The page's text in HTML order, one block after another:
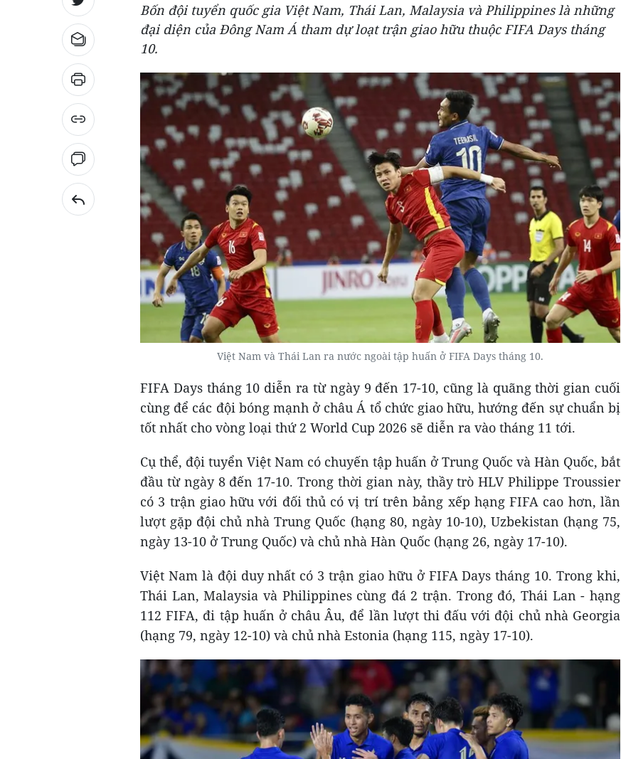
Bốn đội tuyển quốc gia Việt Nam, Thái Lan, Malaysia và Philippines là những
đại diện của Đông Nam Á tham dự loạt trận giao hữu thuộc FIFA Days tháng
10.
Việt Nam và Thái Lan ra nước ngoài tập huấn ở FIFA Days tháng 10.
FIFA Days tháng 10 diễn ra từ ngày 9 đến 17-10, cũng là quãng thời gian cuối
cùng để các đội bóng mạnh ở châu Á tổ chức giao hữu, hướng đến sự chuẩn bị
tốt nhất cho vòng loại thứ 2 World Cup 2026 sẽ diễn ra vào tháng 11 tới.
Cụ thể, đội tuyển Việt Nam có chuyến tập huấn ở Trung Quốc và Hàn Quốc, bắt
đầu từ ngày 8 đến 17-10. Trong thời gian này, thầy trò HLV Philippe Troussier
có 3 trận giao hữu với đối thủ có vị trí trên bảng xếp hạng FIFA cao hơn, lần
lượt gặp đội chủ nhà Trung Quốc (hạng 80, ngày 10-10), Uzbekistan (hạng 75,
ngày 13-10 ở Trung Quốc) và chủ nhà Hàn Quốc (hạng 26, ngày 17-10).
Việt Nam là đội duy nhất có 3 trận giao hữu ở FIFA Days tháng 10. Trong khi,
Thái Lan, Malaysia và Philippines cùng đá 2 trận. Trong đó, Thái Lan - hạng
112 FIFA, đi tập huấn ở châu Âu, để lần lượt thi đấu với đội chủ nhà Georgia
(hạng 79, ngày 12-10) và chủ nhà Estonia (hạng 115, ngày 17-10).